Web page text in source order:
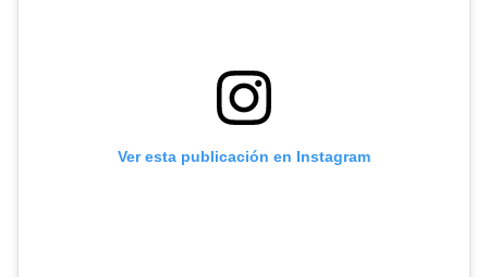
Ver esta publicación en Instagram